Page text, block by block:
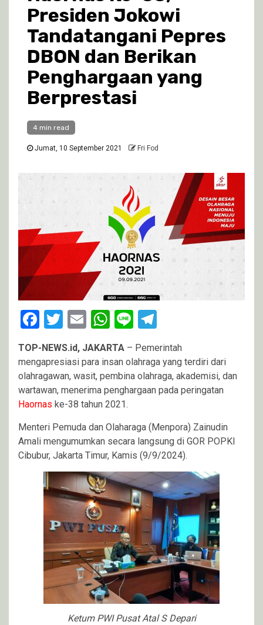
Presiden Jokowi
Tandatangani Pepres
DBON dan Berikan
Penghargaan yang
Berprestasi
4 min read
Jumat, 10 September 2021 Fri Fod
Facebook
Twitter
EmailWhatsApp
Line
TOP-NEWS.id, JAKARTA – Pemerintah
mengapresiasi para insan olahraga yang terdiri dari
olahragawan, wasit, pembina olahraga, akademisi, dan
wartawan, menerima penghargaan pada peringatan
Haornas ke-38 tahun 2021.
Menteri Pemuda dan Olaharaga (Menpora) Zainudin
Amali mengumumkan secara langsung di GOR POPKI
Cibubur, Jakarta Timur, Kamis (9/9/2024).
Ketum PWI Pusat Atal S Depari